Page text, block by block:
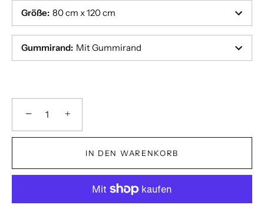
Größe: 80 cm x 120 cm
Gummirand: Mit Gummirand
− +
IN DEN WARENKORB